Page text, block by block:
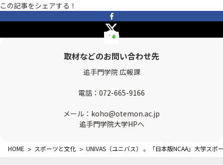
地域・観光
OTEMON VIEWについて
この記事をシェアする！
取材などのお問い合わせ先
追手門学院 広報課
電話： 072-665-9166
メール： koho@otemon.ac.jp
追手門学院大学HPへ
HOME > スポーツと文化 > UNIVAS（ユニバス） 。「日本版NCAA」大学スポ